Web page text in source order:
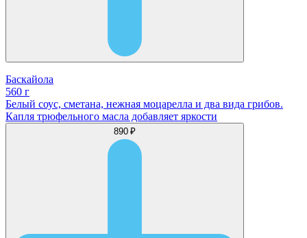
Баскайола
560 г
Белый соус, сметана, нежная моцарелла и два вида грибов.
Капля трюфельного масла добавляет яркости
890 ₽